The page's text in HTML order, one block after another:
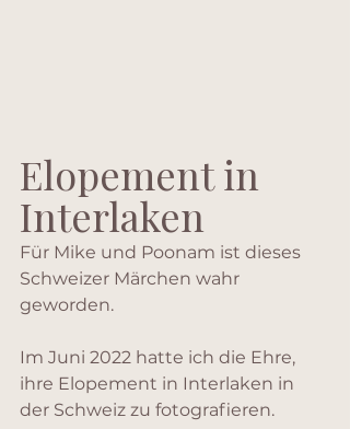
Elopement in
Interlaken
Für Mike und Poonam ist dieses
Schweizer Märchen wahr
geworden.
Im Juni 2022 hatte ich die Ehre,
ihre Elopement in Interlaken in
der Schweiz zu fotografieren.